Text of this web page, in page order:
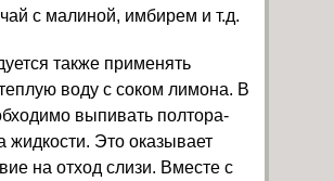
чай с малиной, имбирем и т.д.
также применять
воду с соком лимона. В
выпивать полтора-
жидкости. Это оказывает
на отход слизи. Вместе с